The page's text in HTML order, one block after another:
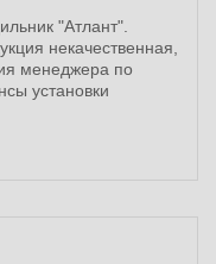
"Атлант".
некачественная,
менеджера по
установки